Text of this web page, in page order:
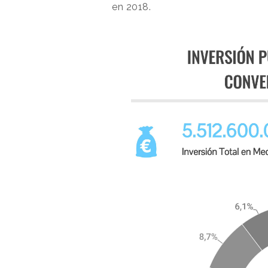
en 2018.